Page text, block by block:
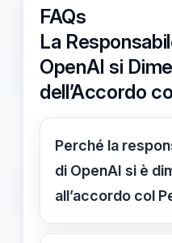
FAQs
La
OpenAI si
dell’Accordo
Perché la
di OpenAI si è
all’accordo col
Ha espresso